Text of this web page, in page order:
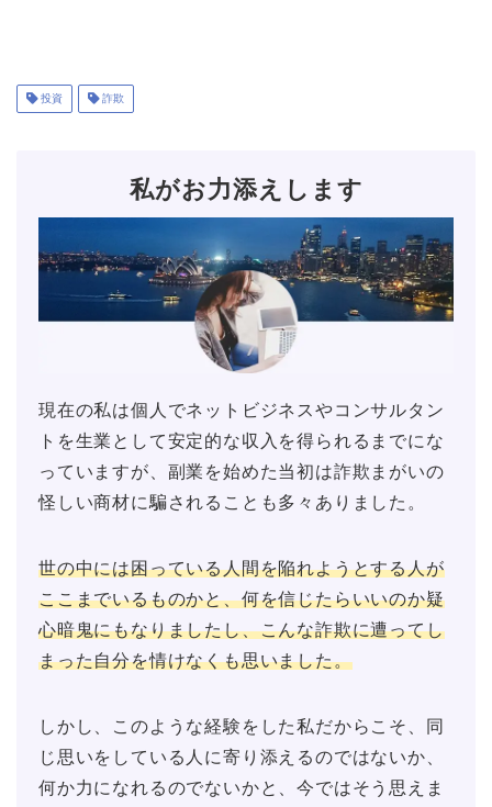
投資 詐欺
私がお力添えします
現在の私は個人でネットビジネスやコンサルタン
トを生業として安定的な収入を得られるまでにな
っていますが、副業を始めた当初は詐欺まがいの
怪しい商材に騙されることも多々ありました。
世の中には困っている人間を陥れようとする人が
ここまでいるものかと、何を信じたらいいのか疑
心暗鬼にもなりましたし、こんな詐欺に遭ってし
まった自分を情けなくも思いました。
しかし、このような経験をした私だからこそ、同
じ思いをしている人に寄り添えるのではないか、
何か力になれるのでないかと、今ではそう思えま